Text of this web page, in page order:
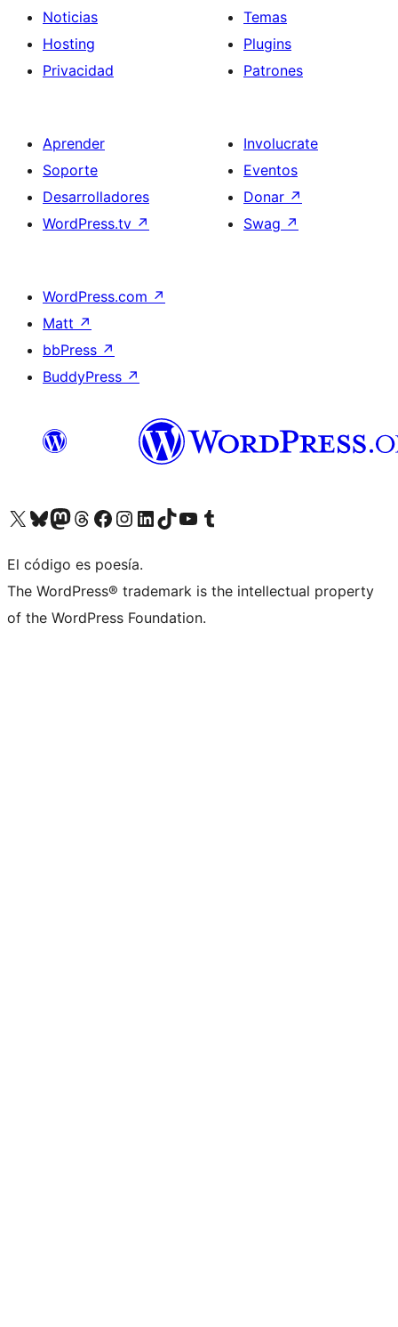
Noticias
Hosting
Privacidad
Temas
Plugins
Patrones
Aprender
Soporte
Desarrolladores
WordPress.tv ↗
Involucrate
Eventos
Donar ↗
Swag ↗
WordPress.com ↗
Matt ↗
bbPress ↗
BuddyPress ↗
Visitá nuestra cuenta de X (anteriormente Twitter)
Visitá nuestra cuenta de Bluesky
Visitá nuestra cuenta de Mastodon
Visitá nuestra cuenta de Threads
Visitá nuestra página de Facebook
Visitá nuestra cuenta de Instagram
Visitá nuestra cuenta de LinkedIn
Visitá nuestra cuenta de TikTok
Visitá nuestro canal de YouTube
Visitá nuestra cuenta de Tumblr
El código es poesía.
The WordPress® trademark is the intellectual property
of the WordPress Foundation.